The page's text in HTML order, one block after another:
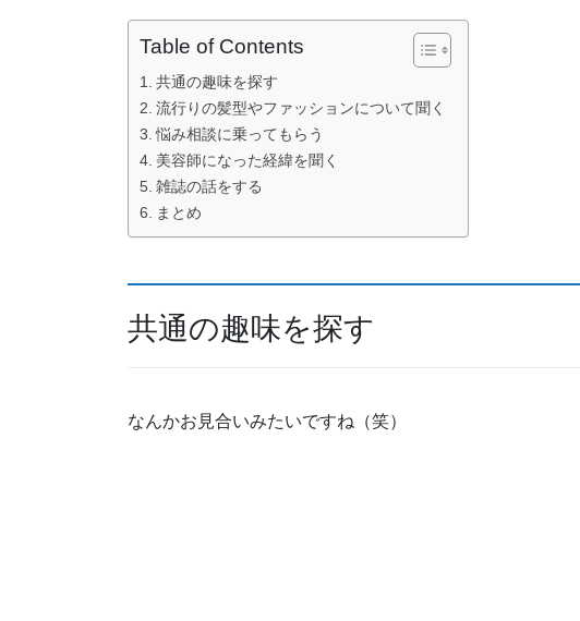
Table of Contents
共通の趣味を探す
流行りの髪型やファッションについて聞く
悩み相談に乗ってもらう
美容師になった経緯を聞く
雑誌の話をする
まとめ
共通の趣味を探す
なんかお見合いみたいですね（笑）